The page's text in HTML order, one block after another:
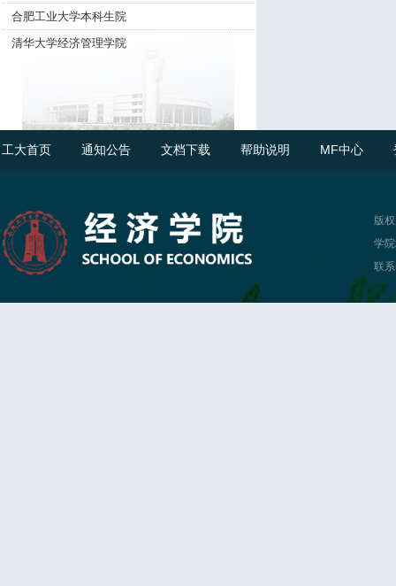
合肥工业大学本科生院
清华大学经济管理学院
工大首页 通知公告 文档下载 帮助说明 MF中心
版
学
联